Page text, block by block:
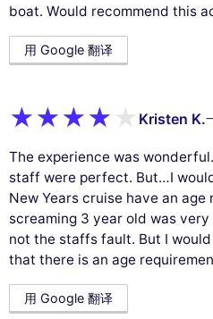
boat. Would recommend this
用 Google 翻译
Kristen K.
The experience was
staff were perfect. But…I
New Years cruise have an age
screaming 3 year old was
not the staffs fault. But I
that there is an age
用 Google 翻译